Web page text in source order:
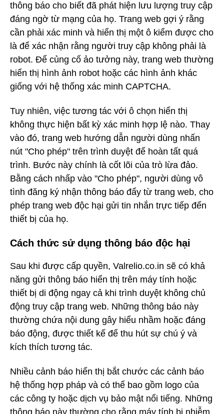
thông báo cho biết đã phát hiện lưu lượng truy cập
đáng ngờ từ mạng của họ. Trang web gợi ý rằng
cần phải xác minh và hiển thị một ô kiểm được cho
là để xác nhận rằng người truy cập không phải là
robot. Để củng cố ảo tưởng này, trang web thường
hiển thị hình ảnh robot hoặc các hình ảnh khác
giống với hệ thống xác minh CAPTCHA.
Tuy nhiên, việc tương tác với ô chọn hiển thị
không thực hiện bất kỳ xác minh hợp lệ nào. Thay
vào đó, trang web hướng dẫn người dùng nhấn
nút "Cho phép" trên trình duyệt để hoàn tất quá
trình. Bước này chính là cốt lõi của trò lừa đảo.
Bằng cách nhấp vào "Cho phép", người dùng vô
tình đăng ký nhận thông báo đẩy từ trang web, cho
phép trang web độc hại gửi tin nhắn trực tiếp đến
thiết bị của họ.
Cách thức sử dụng thông báo độc hại
Sau khi được cấp quyền, Valrelio.co.in sẽ có khả
năng gửi thông báo hiển thị trên máy tính hoặc
thiết bị di động ngay cả khi trình duyệt không chủ
động truy cập trang web. Những thông báo này
thường chứa nội dung gây hiểu nhầm hoặc đáng
báo động, được thiết kế để thu hút sự chú ý và
kích thích tương tác.
Nhiều cảnh báo hiển thị bắt chước các cảnh báo
hệ thống hợp pháp và có thể bao gồm logo của
các công ty hoặc dịch vụ bảo mật nổi tiếng. Những
thông báo này thường cho rằng máy tính bị nhiễm